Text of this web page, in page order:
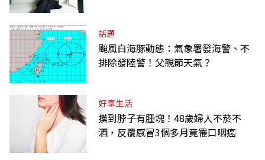
話題
颱風白海豚動態：氣象署發海警、不
排除發陸警！父親節天氣？
好享生活
摸到脖子有腫塊！48歲婦人不菸不
酒，反覆感冒3個多月竟罹口咽癌